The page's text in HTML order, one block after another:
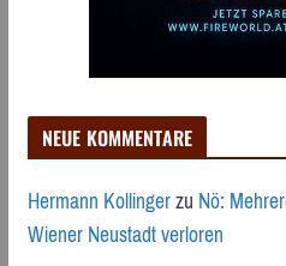
NEUE KOMMENTARE
Hermann KollingerzuNö:
Wiener Neustadt verloren